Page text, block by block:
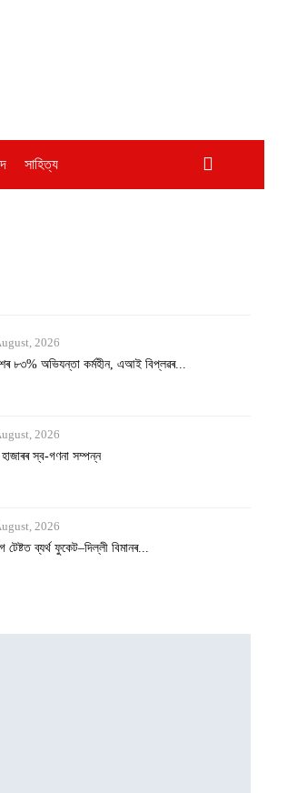
সাহিত্য
2026
৮৩% অভিযন্তা কৰ্মহীন, এআই বিপ্লৱৰ...
2026
স্ব-গণনা সম্পন্ন
2026
টেষ্টত ব্যৰ্থ ফুকেট–দিল্লী বিমানৰ...